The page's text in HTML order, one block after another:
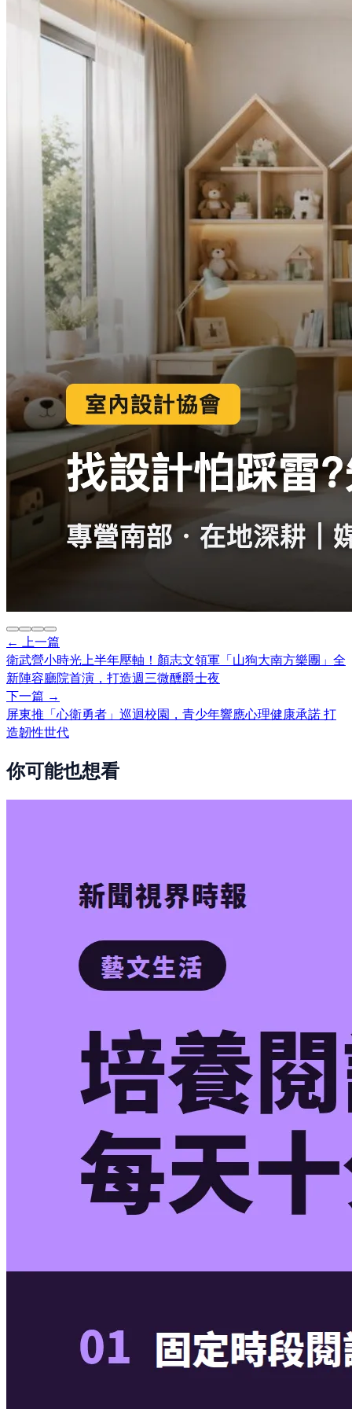
← 上一篇
衛武營小時光上半年壓軸！顏志文領軍「山狗大南方樂團」全
新陣容廳院首演，打造週三微醺爵士夜
下一篇 →
屏東推「心衛勇者」巡迴校園，青少年響應心理健康承諾 打
造韌性世代
你可能也想看